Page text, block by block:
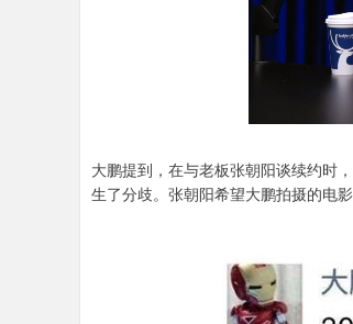
大鹏提到，在与老板张朝阳谈续约时
生了分歧。张朝阳希望大鹏拍摄的电